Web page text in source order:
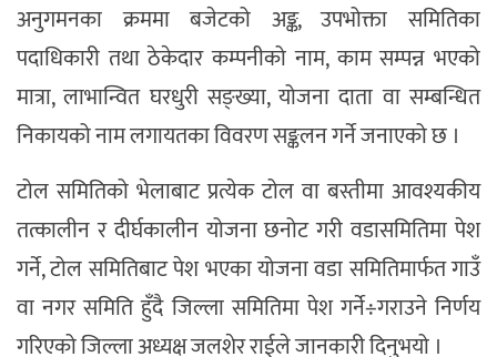
अनुगमनका क्रममा बजेटको अङ्क, उपभोक्ता समितिका
पदाधिकारी तथा ठेकेदार कम्पनीको नाम, काम सम्पन्न भएको
मात्रा, लाभान्वित घरधुरी सङ्ख्या, योजना दाता वा सम्बन्धित
निकायको नाम लगायतका विवरण सङ्कलन गर्ने जनाएको छ ।
टोल समितिको भेलाबाट प्रत्येक टोल वा बस्तीमा आवश्यकीय
तत्कालीन र दीर्घकालीन योजना छनोट गरी वडासमितिमा पेश
गर्ने, टोल समितिबाट पेश भएका योजना वडा समितिमार्फत गाउँ
वा नगर समिति हुँदै जिल्ला समितिमा पेश गर्ने÷गराउने निर्णय
गरिएको जिल्ला अध्यक्ष जलशेर राईले जानकारी दिनुभयो ।